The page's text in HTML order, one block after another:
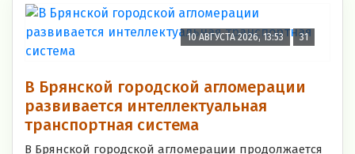
10 АВГУСТА 2026, 13:53 31
В Брянской городской агломерации
развивается интеллектуальная
транспортная система
В Брянской городской агломерации продолжается